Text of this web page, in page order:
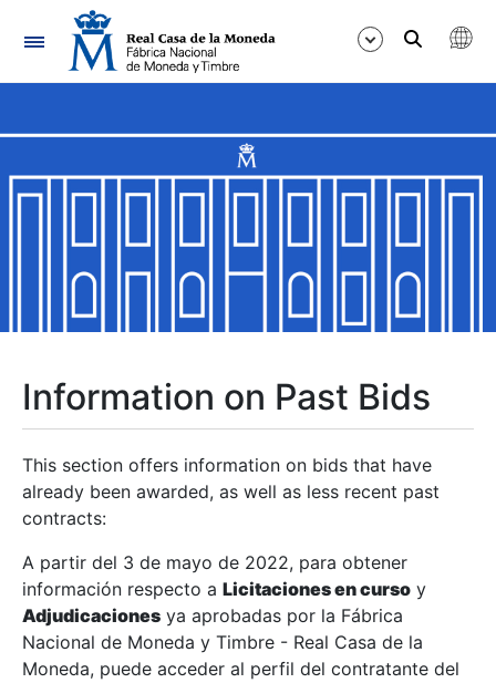
Navigation
Show/Hide
Show/Hide
Show/Hide
Show/Hide
Show/Hide
Information on Past Bids
This section offers information on bids that have
already been awarded, as well as less recent past
contracts:
A partir del 3 de mayo de 2022, para obtener
información respecto a Licitaciones en curso y
Adjudicaciones ya aprobadas por la Fábrica
Nacional de Moneda y Timbre - Real Casa de la
Moneda, puede acceder al perfil del contratante del